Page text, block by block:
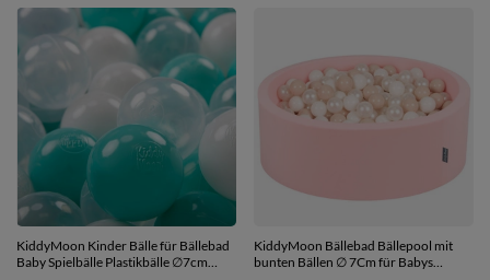
KiddyMoon Kinder Bälle für Bällebad
Baby Spielbälle Plastikbälle ∅7cm
KiddyMoon Bällebad Bällepool mit
bunten Bällen ∅ 7Cm für Babys